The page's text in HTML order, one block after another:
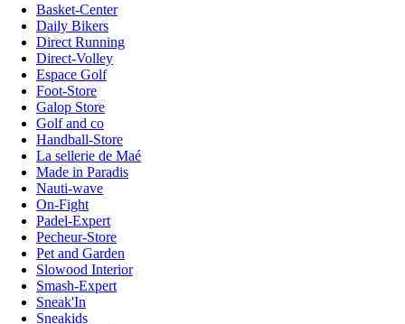
Basket-Center
Daily Bikers
Direct Running
Direct-Volley
Espace Golf
Foot-Store
Galop Store
Golf and co
Handball-Store
La sellerie de Maé
Made in Paradis
Nauti-wave
On-Fight
Padel-Expert
Pecheur-Store
Pet and Garden
Slowood Interior
Smash-Expert
Sneak'In
Sneakids